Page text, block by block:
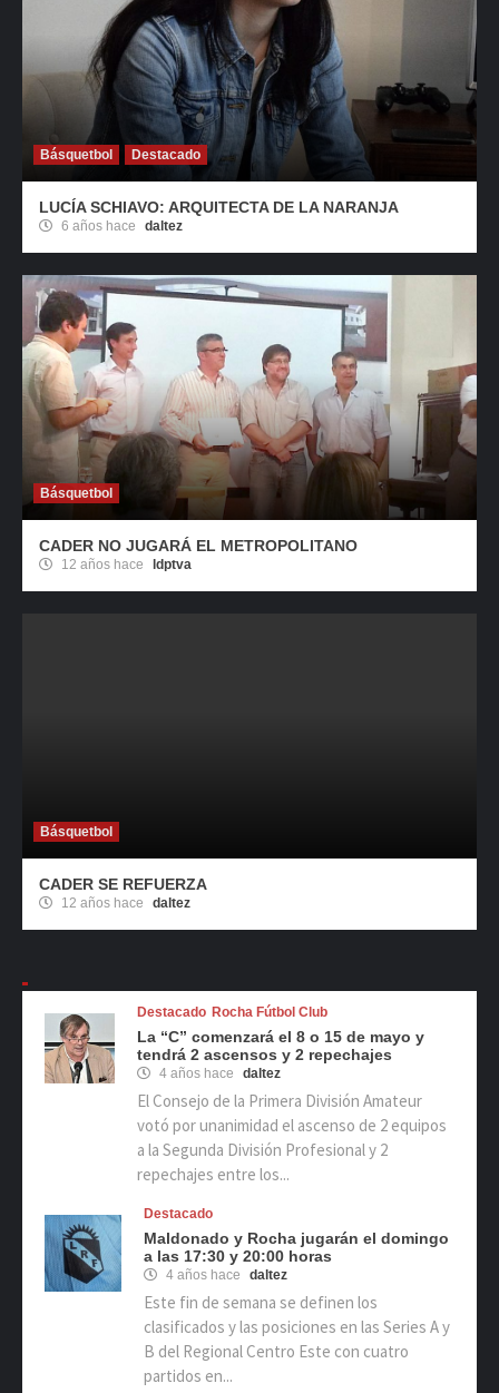
Básquetbol Destacado
LUCÍA SCHIAVO: ARQUITECTA DE LA NARANJA
6 años hace daltez
Básquetbol
CADER NO JUGARÁ EL METROPOLITANO
12 años hace ldptva
Básquetbol
CADER SE REFUERZA
12 años hace daltez
Destacado Rocha Fútbol Club
La “C” comenzará el 8 o 15 de mayo y
tendrá 2 ascensos y 2 repechajes
4 años hace daltez
El Consejo de la Primera División Amateur
votó por unanimidad el ascenso de 2 equipos
a la Segunda División Profesional y 2
repechajes entre los...
Destacado
Maldonado y Rocha jugarán el domingo
a las 17:30 y 20:00 horas
4 años hace daltez
Este fin de semana se definen los
clasificados y las posiciones en las Series A y
B del Regional Centro Este con cuatro
partidos en...